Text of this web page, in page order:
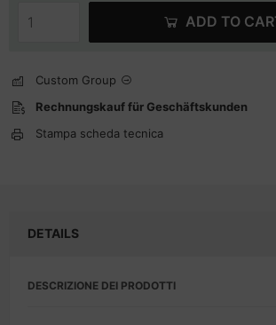
ADD TO
Custom Group
Rechnungskauf für Geschäftskunden
Stampa scheda tecnica
DETAILS
DESCRIZIONE DEI PRODOTTI